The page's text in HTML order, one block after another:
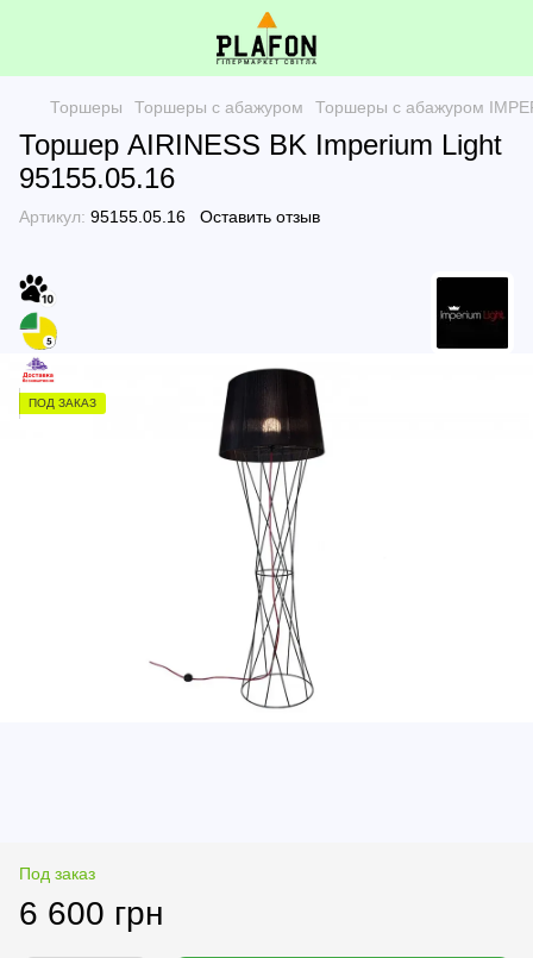
Торшеры Торшеры с абажуром Торшеры с абажуром
Торшер AIRINESS BK Imperium Light
95155.05.16
Артикул: 95155.05.16 Оставить отзыв
ПОД ЗАКАЗ
Под заказ
6 600 грн